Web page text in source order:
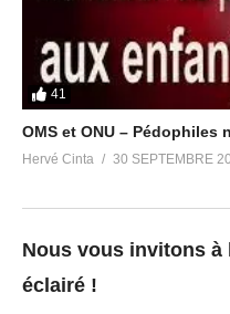
41
OMS et ONU – Pédophiles
Hervé Cinta 30 SEPTEMBRE
Nous vous invitons à
éclairé !